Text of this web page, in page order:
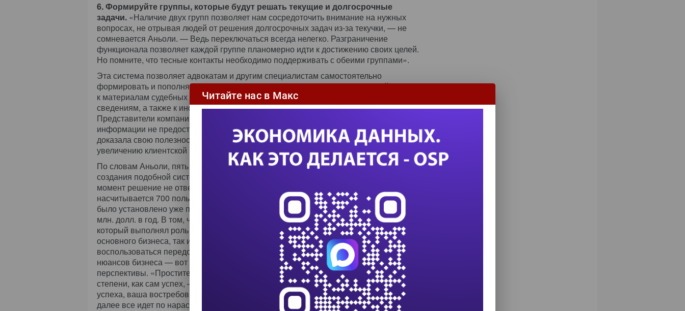
6. Формируйте группы, которые будут решать текущие и долгосрочные
задачи. «Наличие двух групп позволяет нам сосредоточить внимание на нужных
вопросах, не отрывая людей от решения долгосрочных задач из-за текучки, — не
сомневается Аньоли. — Ведь переключаться всегда нелегко. Разграничение
функционала позволяет каждой группе планомерно идти к достижению своих целей.
Но помните, что тесные контакты необходимо поддерживать с обеими группами».
Эта система позволяет адвокатам и другим специалистам самостоятельно
формировать и пополнять информационные ресурсы, получать совместный доступ
к материалам судебных разбирательств, законодательным актам и другим
сведениям, а также к информационным услугам типа Lexis-Nexis и Westlaw.
Представители компании отметили, что ни один поставщик юридической
информации не предоставляет такой возможности, а Legal Information System
доказала свою полезность как в качестве катализатора, способствующего
увеличению клиентской базы компании, так и в роли дифференциатора рынка.
По словам Аньоли, пять лет тому назад, когда изучалась целесообразность
создания подобной системы, ему удалось показать, почему имевшееся на тот
момент решение не отвечает потребностям бизнеса. Сегодня у системы
насчитывается 700 пользователей (с момента первоначального развертывания
было установлено уже пять обновлений), а оборот компании утроился и достиг 5
млн. долл. в год. В том, что решению сопутствовал успех, немалая заслуга Аньоли,
который выполнял роль инновационного партнера как для представителей
основного бизнеса, так и для ключевых клиентов, получивших возможность
воспользоваться передовым решением. Техническая грамотность и знание
нюансов бизнеса — вот что открывает перед руководителем самые широкие
перспективы. «Простите за тавтологию, но ничто не способствует успеху в такой
степени, как сам успех, — подчеркнул Аньоли. — После того как вы добились
успеха, ваша востребованность растет, вам поручают все новую и новую работу, и
далее все идет по нарастающей».
Читайте нас в Макс